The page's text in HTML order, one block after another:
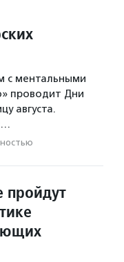
с ментальными
проводит Дни
августа.
пройдут